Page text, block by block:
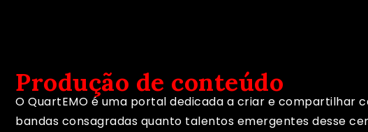
Produção de conteúdo
O QuartEMO é uma portal dedicada a criar e compartilhar
bandas consagradas quanto talentos emergentes desse